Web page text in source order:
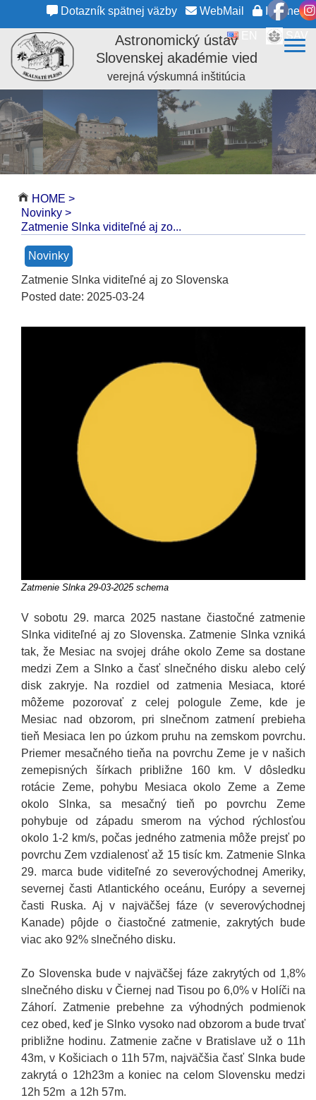
Dotazník spätnej väzby WebMail Intranet
Astronomický ústav
Slovenskej akadémie vied
verejná výskumná inštitúcia
HOME >
Novinky >
Zatmenie Slnka viditeľné aj zo...
Novinky
Zatmenie Slnka viditeľné aj zo Slovenska
Posted date: 2025-03-24
Zatmenie Slnka 29-03-2025 schema
V sobotu 29. marca 2025 nastane čiastočné zatmenie
Slnka viditeľné aj zo Slovenska. Zatmenie Slnka vzniká
tak, že Mesiac na svojej dráhe okolo Zeme sa dostane
medzi Zem a Slnko a časť slnečného disku alebo celý
disk zakryje. Na rozdiel od zatmenia Mesiaca, ktoré
môžeme pozorovať z celej pologule Zeme, kde je
Mesiac nad obzorom, pri slnečnom zatmení prebieha
tieň Mesiaca len po úzkom pruhu na zemskom povrchu.
Priemer mesačného tieňa na povrchu Zeme je v našich
zemepisných šírkach približne 160 km. V dôsledku
rotácie Zeme, pohybu Mesiaca okolo Zeme a Zeme
okolo Slnka, sa mesačný tieň po povrchu Zeme
pohybuje od západu smerom na východ rýchlosťou
okolo 1-2 km/s, počas jedného zatmenia môže prejsť po
povrchu Zem vzdialenosť až 15 tisíc km. Zatmenie Slnka
29. marca bude viditeľné zo severovýchodnej Ameriky,
severnej časti Atlantického oceánu, Európy a severnej
časti Ruska. Aj v najväčšej fáze (v severovýchodnej
Kanade) pôjde o čiastočné zatmenie, zakrytých bude
viac ako 92% slnečného disku.
Zo Slovenska bude v najväčšej fáze zakrytých od 1,8%
slnečného disku v Čiernej nad Tisou po 6,0% v Holíči na
Záhorí. Zatmenie prebehne za výhodných podmienok
cez obed, keď je Slnko vysoko nad obzorom a bude trvať
približne hodinu. Zatmenie začne v Bratislave už o 11h
43m, v Košiciach o 11h 57m, najväčšia časť Slnka bude
zakrytá o 12h23ma koniec na celom Slovensku medzi
12h 52m a 12h 57m.